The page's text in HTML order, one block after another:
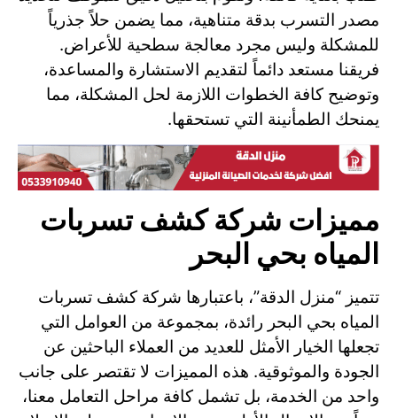
مصدر التسرب بدقة متناهية، مما يضمن حلاً جذرياً
للمشكلة وليس مجرد معالجة سطحية للأعراض.
فريقنا مستعد دائماً لتقديم الاستشارة والمساعدة،
وتوضيح كافة الخطوات اللازمة لحل المشكلة، مما
يمنحك الطمأنينة التي تستحقها.
مميزات شركة كشف تسربات
المياه بحي البحر
تتميز “منزل الدقة”، باعتبارها شركة كشف تسربات
المياه بحي البحر رائدة، بمجموعة من العوامل التي
تجعلها الخيار الأمثل للعديد من العملاء الباحثين عن
الجودة والموثوقية. هذه المميزات لا تقتصر على جانب
واحد من الخدمة، بل تشمل كافة مراحل التعامل معنا،